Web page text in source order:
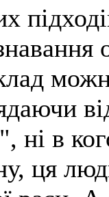
ні в
ця